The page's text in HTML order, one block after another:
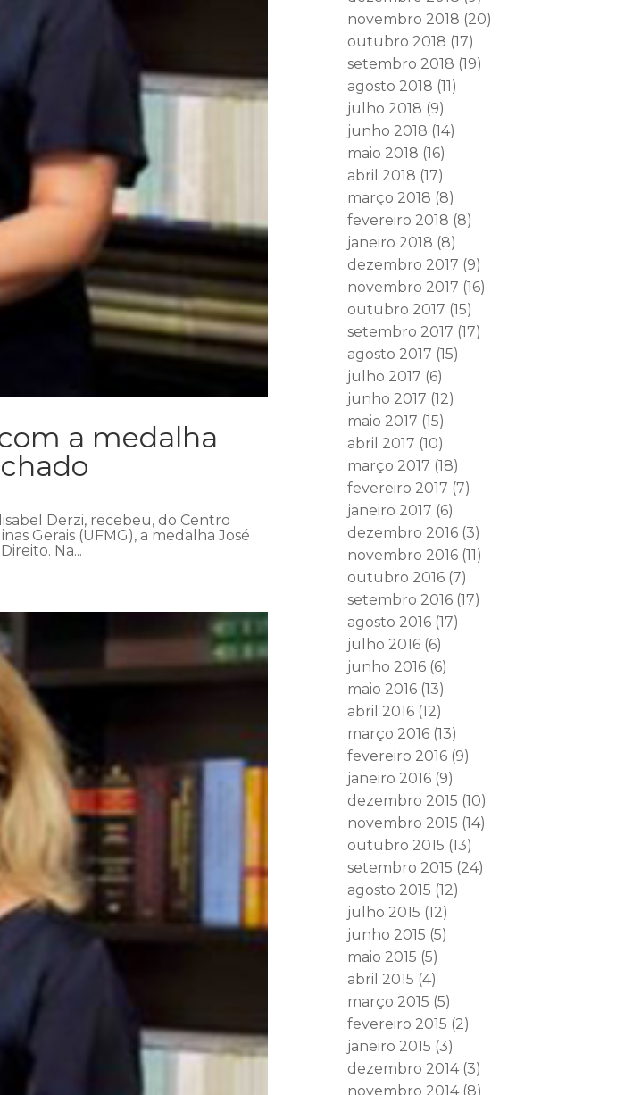
a medalha
Derzi, recebeu, do Centro
Gerais (UFMG), a medalha José
Na...
novembro 2018 (20)
outubro 2018 (17)
setembro 2018 (19)
agosto 2018 (11)
julho 2018 (9)
junho 2018 (14)
maio 2018 (16)
abril 2018 (17)
março 2018 (8)
fevereiro 2018 (8)
janeiro 2018 (8)
dezembro 2017 (9)
novembro 2017 (16)
outubro 2017 (15)
setembro 2017 (17)
agosto 2017 (15)
julho 2017 (6)
junho 2017 (12)
maio 2017 (15)
abril 2017 (10)
março 2017 (18)
fevereiro 2017 (7)
janeiro 2017 (6)
dezembro 2016 (3)
novembro 2016 (11)
outubro 2016 (7)
setembro 2016 (17)
agosto 2016 (17)
julho 2016 (6)
junho 2016 (6)
maio 2016 (13)
abril 2016 (12)
março 2016 (13)
fevereiro 2016 (9)
janeiro 2016 (9)
dezembro 2015 (10)
novembro 2015 (14)
outubro 2015 (13)
setembro 2015 (24)
agosto 2015 (12)
julho 2015 (12)
junho 2015 (5)
maio 2015 (5)
abril 2015 (4)
março 2015 (5)
fevereiro 2015 (2)
janeiro 2015 (3)
dezembro 2014(3)
novembro 2014(8)